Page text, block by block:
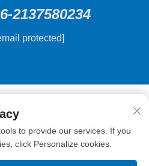
2137580234
protected]
잉 피시 기계 제조 유한 회사.
to provide our services. If you
click Personalize cookies.